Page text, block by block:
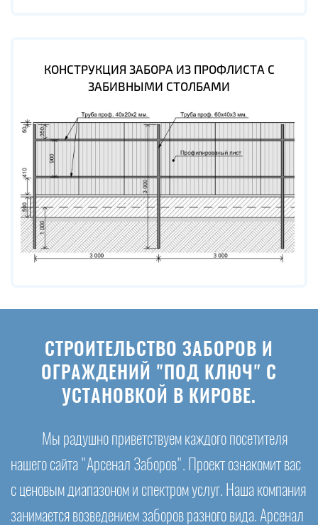
КОНСТРУКЦИЯ ЗАБОРА ИЗ ПРОФЛИСТА С
ЗАБИВНЫМИ СТОЛБАМИ
СТРОИТЕЛЬСТВО ЗАБОРОВ И
ОГРАЖДЕНИЙ "ПОД КЛЮЧ" С
УСТАНОВКОЙ В КИРОВЕ.
Мы радушно приветствуем каждого посетителя
нашего сайта "Арсенал Заборов". Проект ознакомит вас
с ценовым диапазоном и спектром услуг. Наша компания
занимается возведением заборов разного вида. Арсенал